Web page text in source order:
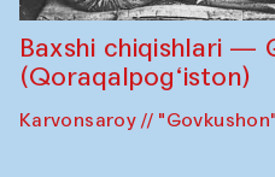
Baxshi chiqishlari —
(Qoraqalpog‘iston)
Karvonsaroy //